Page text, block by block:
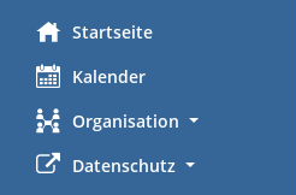
Startseite
Kalender
Organisation
Datenschutz